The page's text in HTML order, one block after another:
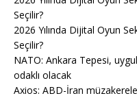
Seçilir?
2026 Yılında Dijital Oyun
Seçilir?
NATO: Ankara Tepesi,
odaklı olacak
Axios: ABD-İran